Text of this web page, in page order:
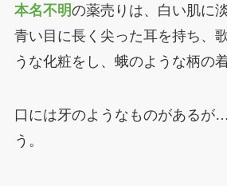
本名不明の薬売りは、白い肌に
青い目に長く尖った耳を持ち、
うな化粧をし、蛾のような柄の
口には牙のようなものがあるが…
う。